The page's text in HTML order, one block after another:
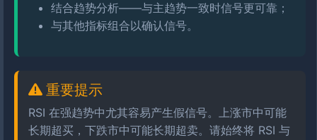
结合趋势分析——与主趋势一致时信号更可靠；
与其他指标组合以确认信号。
重要提示
RSI 在强趋势中尤其容易产生假信号。上涨市中可能
长期超买，下跌市中可能长期超卖。请始终将 RSI 与